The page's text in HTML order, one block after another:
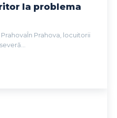
la problema
Prahova, locuitorii